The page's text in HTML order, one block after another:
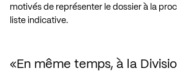
motivés de représenter le dossier à la
liste indicative.
En même temps, à la